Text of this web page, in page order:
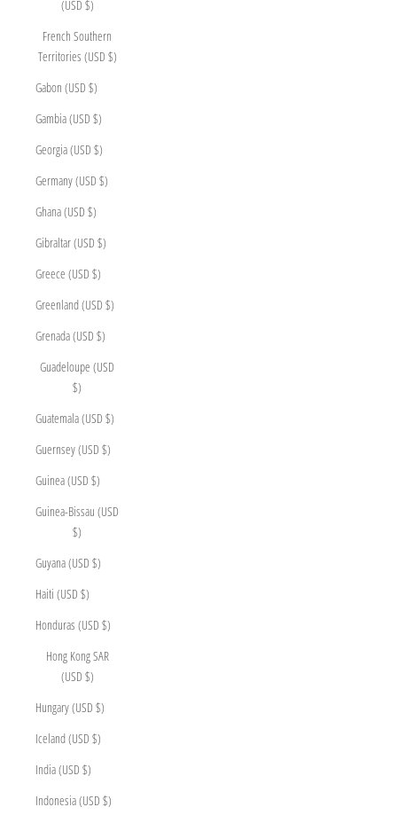
(USD $)
French Southern
Territories (USD $)
Gabon (USD $)
Gambia (USD $)
Georgia (USD $)
Germany (USD $)
Ghana (USD $)
Gibraltar (USD $)
Greece (USD $)
Greenland (USD $)
Grenada (USD $)
Guadeloupe (USD
$)
Guatemala (USD $)
Guernsey (USD $)
Guinea (USD $)
Guinea-Bissau (USD
$)
Guyana (USD $)
Haiti (USD $)
Honduras (USD $)
Hong Kong SAR
(USD $)
Hungary (USD $)
Iceland (USD $)
India (USD $)
Indonesia (USD $)